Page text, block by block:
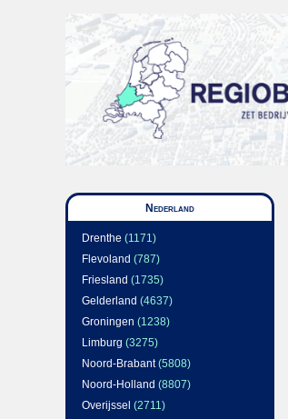
Nederland
Drenthe (1171)
Flevoland (787)
Friesland (1735)
Gelderland (4637)
Groningen (1238)
Limburg (3275)
Noord-Brabant(5808)
Noord-Holland (8807)
Overijssel (2711)